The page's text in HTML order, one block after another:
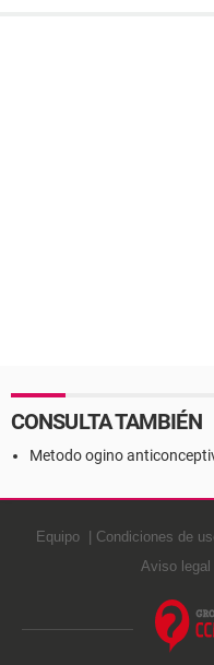
CONSULTA TAMBIÉN
Metodo ogino
Equipo Condiciones de
Aviso legal